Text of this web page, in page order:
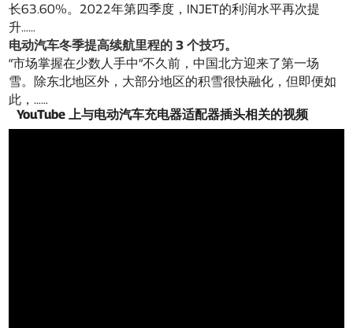
长63.60%。2022年第四季度，INJET的利润水平再次提
升……
电动汽车冬季提高续航里程的 3 个技巧。
“市场掌握在少数人手中”不久前，中国北方迎来了第一场
雪。除东北地区外，大部分地区的积雪很快融化，但即便如
此，……
YouTube 上与电动汽车充电器适配器插头相关的视频